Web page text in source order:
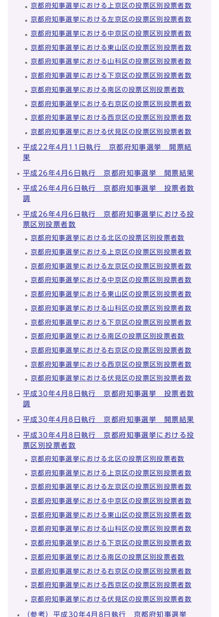
京都府知事選挙における上京区の投票区別投票者数
京都府知事選挙における左京区の投票区別投票者数
京都府知事選挙における中京区の投票区別投票者数
京都府知事選挙における東山区の投票区別投票者数
京都府知事選挙における山科区の投票区別投票者数
京都府知事選挙における下京区の投票区別投票者数
京都府知事選挙における南区の投票区別投票者数
京都府知事選挙における右京区の投票区別投票者数
京都府知事選挙における西京区の投票区別投票者数
京都府知事選挙における伏見区の投票区別投票者数
平成22年4月11日執行 京都府知事選挙 開票結
果
平成26年4月6日執行 京都府知事選挙 開票結果
平成26年4月6日執行 京都府知事選挙 投票者数
調
平成26年4月6日執行 京都府知事選挙における投
票区別投票者数
京都府知事選挙における北区の投票区別投票者数
京都府知事選挙における上京区の投票区別投票者数
京都府知事選挙における左京区の投票区別投票者数
京都府知事選挙における中京区の投票区別投票者数
京都府知事選挙における東山区の投票区別投票者数
京都府知事選挙における山科区の投票区別投票者数
京都府知事選挙における下京区の投票区別投票者数
京都府知事選挙における南区の投票区別投票者数
京都府知事選挙における右京区の投票区別投票者数
京都府知事選挙における西京区の投票区別投票者数
京都府知事選挙における伏見区の投票区別投票者数
平成30年4月8日執行 京都府知事選挙 投票者数
調
平成30年4月8日執行 京都府知事選挙 開票結果
平成30年4月8日執行 京都府知事選挙における投
票区別投票者数
京都府知事選挙における北区の投票区別投票者数
京都府知事選挙における上京区の投票区別投票者数
京都府知事選挙における左京区の投票区別投票者数
京都府知事選挙における中京区の投票区別投票者数
京都府知事選挙における東山区の投票区別投票者数
京都府知事選挙における山科区の投票区別投票者数
京都府知事選挙における下京区の投票区別投票者数
京都府知事選挙における南区の投票区別投票者数
京都府知事選挙における右京区の投票区別投票者数
京都府知事選挙における西京区の投票区別投票者数
京都府知事選挙における伏見区の投票区別投票者数
（参考）平成30年4月8日執行 京都府知事選挙